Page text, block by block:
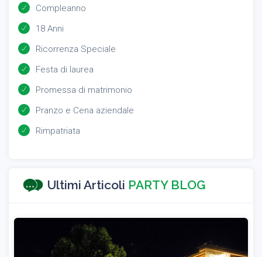
Compleanno
18 Anni
Ricorrenza Speciale
Festa di laurea
Promessa di matrimonio
Pranzo e Cena aziendale
Rimpatriata
Ultimi Articoli PARTY BLOG